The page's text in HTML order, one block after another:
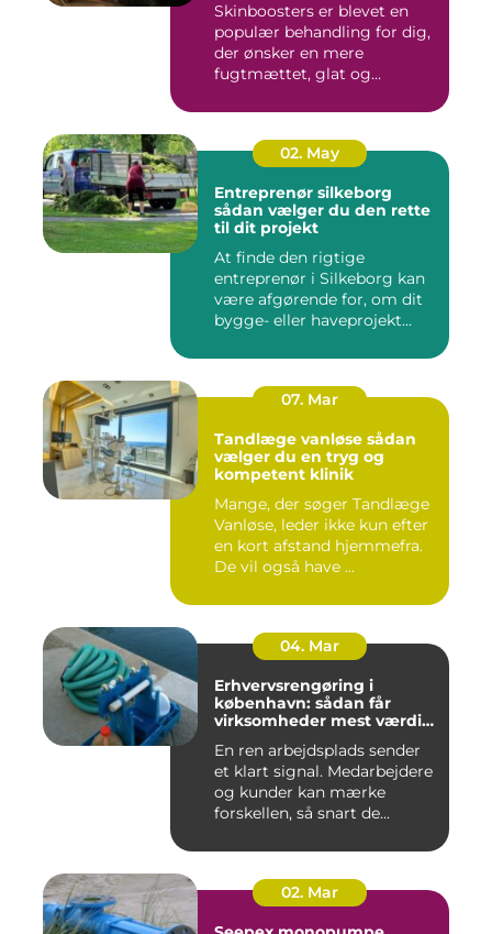
Skinboosters er blevet en
populær behandling for dig,
der ønsker en mere
fugtmættet, glat og
02. May
Entreprenør silkeborg
sådan vælger du den rette
til dit projekt
At finde den rigtige
entreprenør i Silkeborg kan
være afgørende for, om dit
bygge- eller haveprojekt...
07. Mar
Tandlæge vanløse sådan
vælger du en tryg og
kompetent klinik
Mange, der søger Tandlæge
Vanløse, leder ikke kun efter
en kort afstand hjemmefra.
De vil også have ...
04. Mar
Erhvervsrengøring i
københavn: sådan får
virksomheder mest værdi
En ren arbejdsplads sender
et klart signal. Medarbejdere
og kunder kan mærke
forskellen, så snart de...
02. Mar